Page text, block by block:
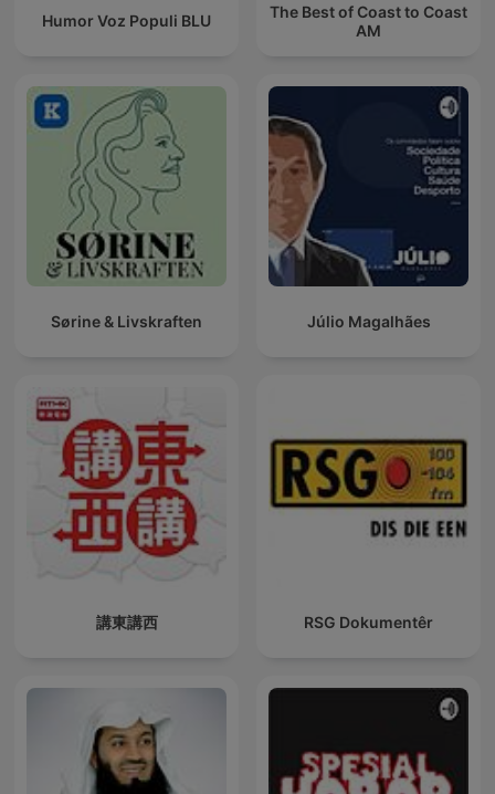
Humor Voz Populi BLU
The Best of Coast to Coast
AM
Sørine & Livskraften Júlio Magalhães
講東講西 RSG Dokumentêr